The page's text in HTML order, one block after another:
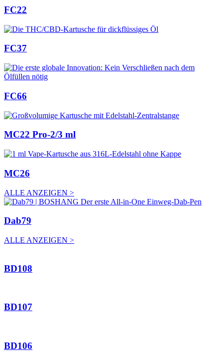
FC22
FC37
FC66
MC22 Pro-2/3 ml
MC26
ALLE ANZEIGEN >
Dab79
ALLE ANZEIGEN >
BD108
BD107
BD106